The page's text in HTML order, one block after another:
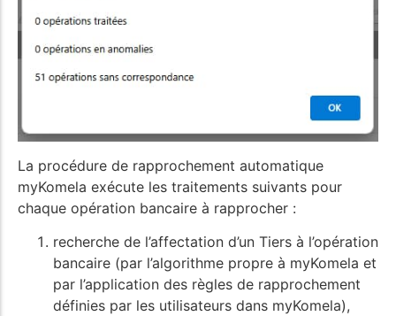
La procédure de rapprochement automatique
myKomela exécute les traitements suivants pour
chaque opération bancaire à rapprocher :
recherche de l’affectation d’un Tiers à l’opération
bancaire (par l’algorithme propre à myKomela et
par l’application des règles de rapprochement
définies par les utilisateurs dans myKomela),